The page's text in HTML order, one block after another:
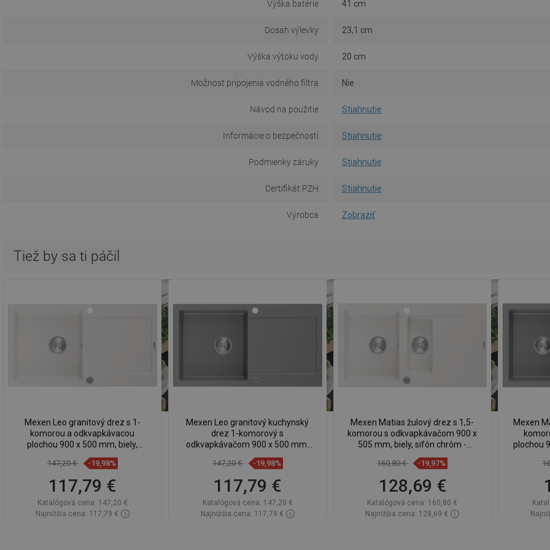
Výška batérie 41 cm
Dosah výlevky 23,1 cm
Výška výtoku vody 20 cm
Možnosť pripojenia vodného filtra Nie
Návod na použitie Stiahnutie
Informácie o bezpečnosti Stiahnutie
Podmienky záruky Stiahnutie
Certifikát PZH Stiahnutie
Výrobca Zobraziť
Tiež by sa ti páčil
Mexen Leo granitový drez s 1-
komorou a odkvapkávacou
plochou 900 x 500 mm, biely,
chrómová sifón - 6501901010-20
147,20 € -19,98%
117,79 €
Katalógová cena: 147,20 €
Najnižšia cena: 117,79 €
Mexen Leo granitový kuchynský
drez 1-komorový s
odkvapkávačom 900 x 500 mm,
šedý, chrómový sifón -
6501901010-71
147,20 € -19,98%
117,79 €
Katalógová cena: 147,20 €
Najnižšia cena: 117,79 €
Mexen Matias žulový drez s 1,5-
komorou s odkvapkávačom 900 x
505 mm, biely, sifón chróm -
6502901505-20
160,80 € -19,97%
128,69 €
Katalógová cena: 160,80 €
Najnižšia cena: 128,69 €
Mexen
plochou